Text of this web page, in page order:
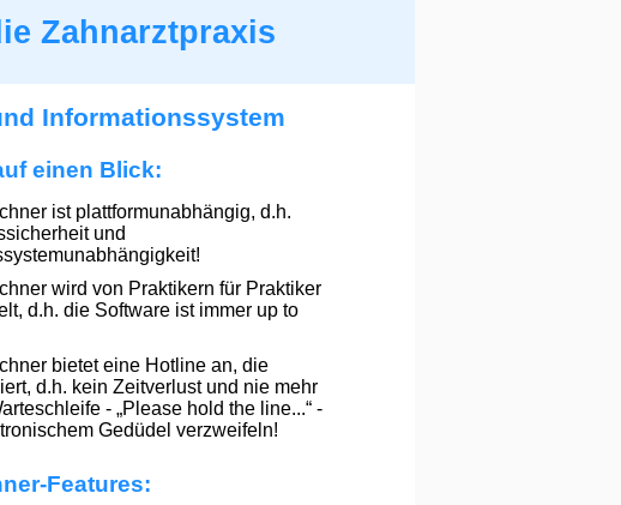
Zahnarztpraxis
Informationssystem
einen Blick:
ist plattformunabhängig, d.h.
und
wird von Praktikern für Praktiker
d.h. die Software ist immer up to
bietet eine Hotline an, die
d.h. kein Zeitverlust und nie mehr
- „Please hold the line...“ -
Gedüdel verzweifeln!
Features: